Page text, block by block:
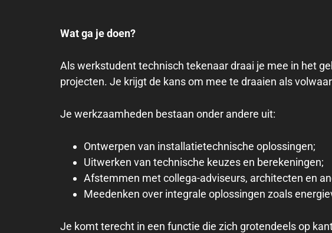
Wat ga je doen?
Als werkstudent technisch tekenaar draai je mee in het
projecten. Je krijgt de kans om mee te draaien als
Je werkzaamheden bestaan onder andere uit:
Ontwerpen van installatietechnische oplossingen;
Uitwerken van technische keuzes en berekeningen;
Afstemmen met collega-adviseurs, architecten en
Meedenken over integrale oplossingen zoals
Je komt terecht in een functie die zich grotendeels op